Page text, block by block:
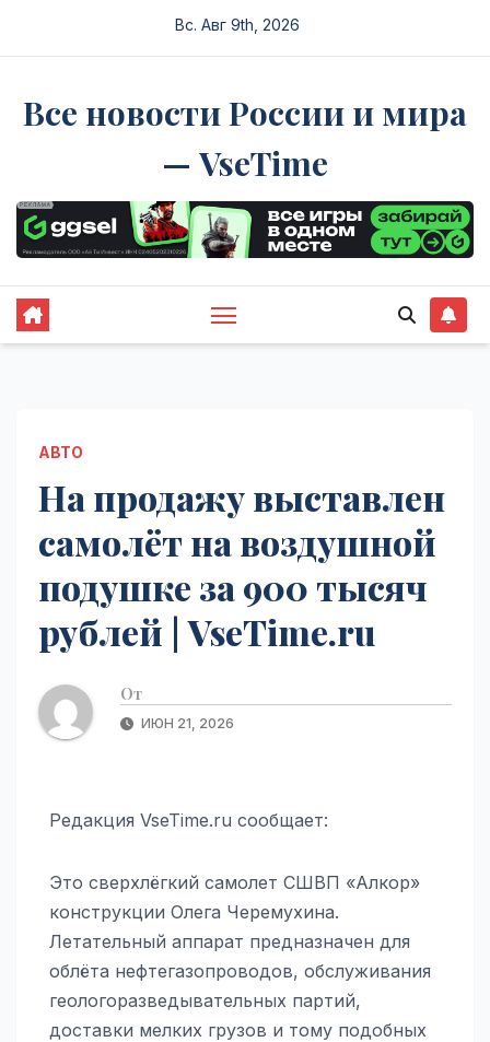
Вс. Авг 9th, 2026
Все новости России и мира
— VseTime
АВТО
На продажу выставлен
самолёт на воздушной
подушке за 900 тысяч
рублей | VseTime.ru
От
ИЮН 21, 2026
Редакция VseTime.ru сообщает:
Это сверхлёгкий самолет СШВП «Алкор»
конструкции Олега Черемухина.
Летательный аппарат предназначен для
облёта нефтегазопроводов, обслуживания
геологоразведывательных партий,
доставки мелких грузов и тому подобных